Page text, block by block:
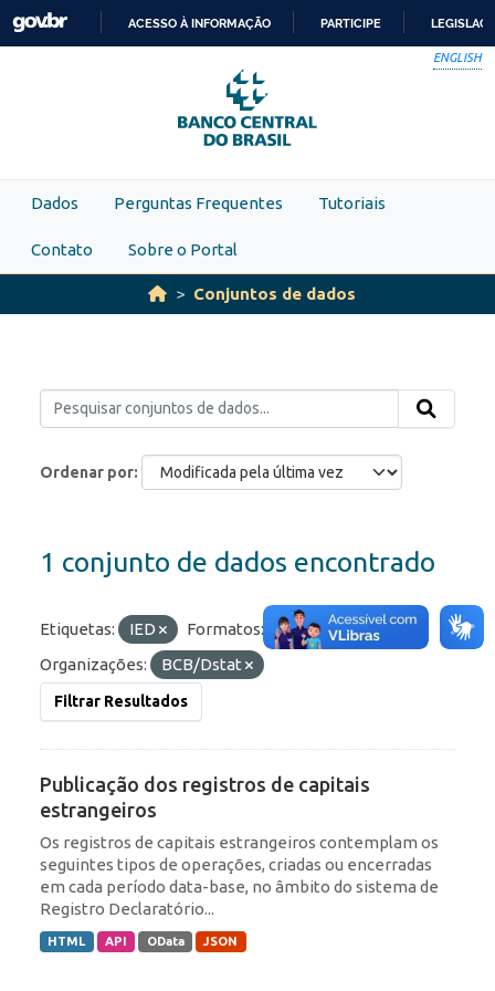
Skip to main content
PARA
O
CONTEÚDO
ACESSO À INFORMAÇÃO PARTICIPE
ENGLISH
Dados Perguntas Frequentes Tutoriais
Contato Sobre o Portal
Conjuntos de dados
Ordenar por
1 conjunto de dados encontrado
Etiquetas: IED Formatos:
HTML
Organizações:
BCB/Dstat
Filtrar Resultados
Publicação dos registros de capitais
estrangeiros
Os registros de capitais estrangeiros contemplam os
seguintes tipos de operações, criadas ou encerradas
em cada período data-base, no âmbito do sistema de
Registro Declaratório...
HTML API OData JSON